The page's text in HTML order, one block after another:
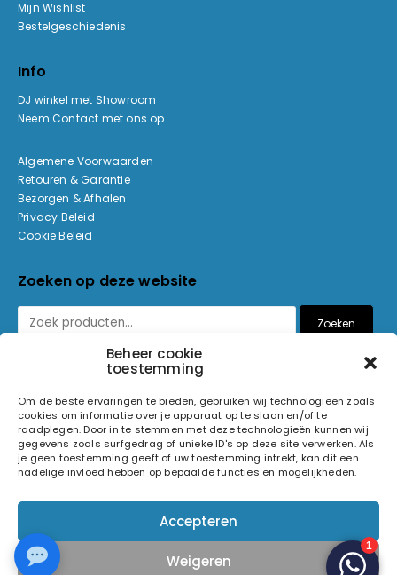
Beheer cookie
toestemming
Om de beste ervaringen te bieden, gebruiken wij technologieën zoals
cookies om informatie over je apparaat op te slaan en/of te
raadplegen. Door in te stemmen met deze technologieën kunnen wij
gegevens zoals surfgedrag of unieke ID's op deze site verwerken. Als
je geen toestemming geeft of uw toestemming intrekt, kan dit een
nadelige invloed hebben op bepaalde functies en mogelijkheden.
Accepteren
Weigeren
Mijn Wishlist
Bestelgeschiedenis
Info
DJ winkel met Showroom
Neem Contact met ons op
Algemene Voorwaarden
Retouren & Garantie
Bezorgen & Afhalen
Privacy Beleid
Cookie Beleid
Zoeken op deze website
Zoeken
© 2026 Light and Sound Factory. Alle rechten voorbehouden.